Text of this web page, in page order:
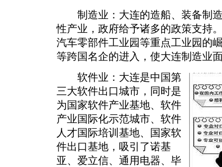
制造业：大连的造船、装备制造
性产业，政府给予诸多的政策支持
汽车零部件工业园等重点工业园的
等跨国名企的进入，使大连制造业
软件业：大连是中国第
三大软件出口城市，同时是
为国家软件产业基地、软件
产业国际化示范城市、软件
人才国际培训基地、国家软
件出口基地，吸引了诺基
亚、爱立信、通用电器、毕